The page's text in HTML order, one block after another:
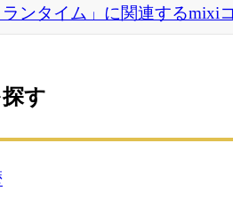
ランタイム」に関連するmixi
す